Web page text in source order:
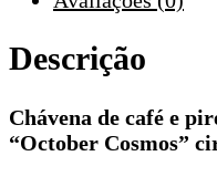
circa
Descrição
Chávena de café e
“October Cosmos”